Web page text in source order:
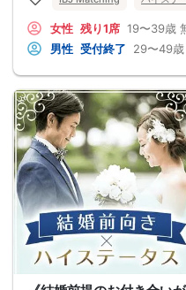
女性 残り1席 19〜39歳
男性 受付終了 29〜49歳